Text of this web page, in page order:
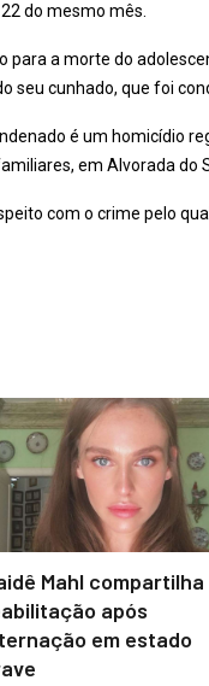
do mesmo mês.
a morte do
cunhado, que foi
é um homicídio
em Alvorada do
com o crime pelo
Mahl compartilha
após
em estado